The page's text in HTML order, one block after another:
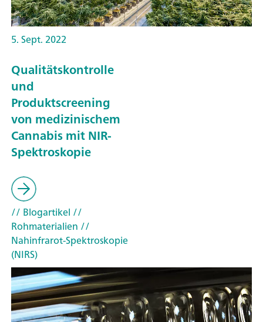
5. Sept. 2022
Qualitätskontrolle
und
Produktscreening
von medizinischem
Cannabis mit NIR-
Spektroskopie
// Blogartikel //
Rohmaterialien //
Nahinfrarot-Spektroskopie
(NIRS)